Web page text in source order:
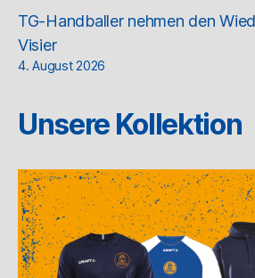
TG-Handballer nehmen den
Visier
4. August 2026
Unsere Kollektion